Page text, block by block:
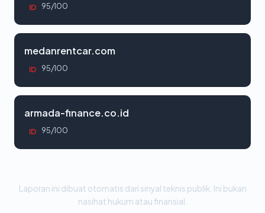
ID 95/100
medanrentcar.com
ID 95/100
armada-finance.co.id
ID 95/100
Laporan ini dibuat otomatis dari sinyal teknis publik. Ini bukan
nasihat hukum atau finansial.